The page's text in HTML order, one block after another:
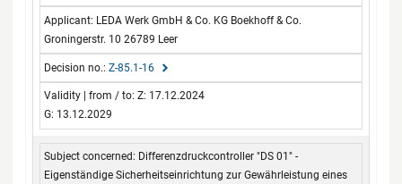
LEDA Werk GmbH & Co. KG Boekhoff & Co.
Groningerstr. 10 26789 Leer
Z-85.1-16
Z: 17.12.2024
G: 13.12.2029
Differenzdruckcontroller "DS 01" -
Eigenständige Sicherheitseinrichtung zur Gewährleistung eines